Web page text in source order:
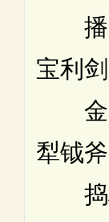
播
宝利剑
金
犁钺斧
捣